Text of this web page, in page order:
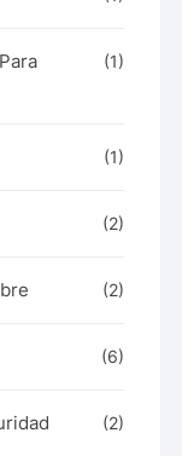
(1)
(1)
(2)
(2)
(6)
(2)